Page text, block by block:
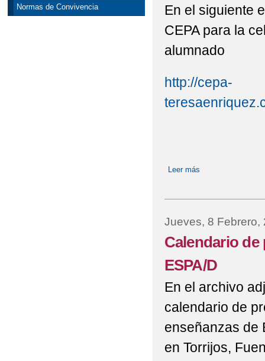
Normas de Convivencia
En el siguiente
CEPA para la
alumnado
http://cepa-
Leer más
Jueves, 8 Febrero,
Calendario
ESPA/D
En el archivo
calendario de
enseñanzas de
en Torrijos,